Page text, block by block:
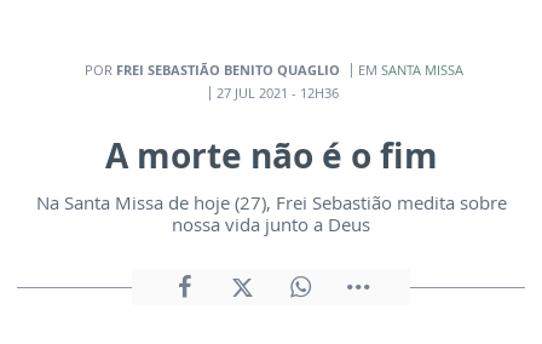
POR FREI SEBASTIÃO BENITO QUAGLIO EM SANTA MISSA
27 JUL 2021 - 12H36
A morte não é o fim
Na Santa Missa de hoje (27), Frei Sebastião medita sobre
nossa vida junto a Deus